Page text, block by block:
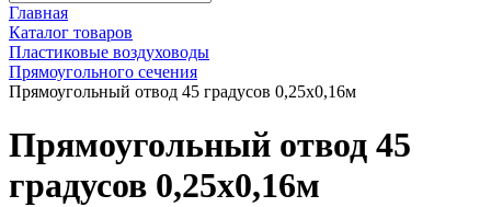
Главная
Каталог товаров
Пластиковые воздуховоды
Прямоугольного сечения
Прямоугольный отвод 45 градусов 0,25x0,16м
Прямоугольный отвод 45
градусов 0,25x0,16м